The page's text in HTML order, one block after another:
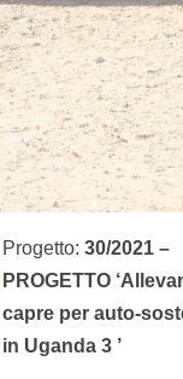
Progetto: 30/2021 –
PROGETTO
capre per auto-
in Uganda 3 ’